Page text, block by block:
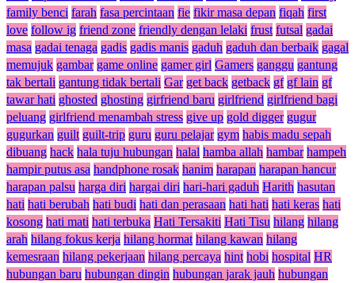
family benci farah fasa percintaan fie fikir masa depan fiqah first
love follow ig friend zone friendly dengan lelaki frust futsal gadai
masa gadai tenaga gadis gadis manis gaduh gaduh dan berbaik gagal
memujuk gambar game online gamer girl Gamers ganggu gantung
tak bertali gantung tidak bertali Gar get back getback gf gf lain gf
tawar hati ghosted ghosting girfriend baru girlfriend girlfriend bagi
peluang girlfriend menambah stress give up gold digger gugur
gugurkan guilt guilt-trip guru guru pelajar gym habis madu sepah
dibuang hack hala tuju hubungan halal hamba allah hambar hampeh
hampir putus asa handphone rosak hanim harapan harapan hancur
harapan palsu harga diri hargai diri hari-hari gaduh Harith hasutan
hati hati berubah hati budi hati dan perasaan hati hati hati keras hati
kosong hati mati hati terbuka Hati Tersakiti Hati Tisu hilang hilang
arah hilang fokus kerja hilang hormat hilang kawan hilang
kemesraan hilang pekerjaan hilang percaya hint hobi hospital HR
hubungan baru hubungan dingin hubungan jarak jauh hubungan